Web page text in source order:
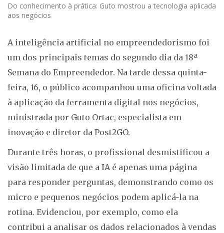
Do conhecimento à prática: Guto mostrou a tecnologia aplicada
aos negócios
A inteligência artificial no empreendedorismo foi
um dos principais temas do segundo dia da 18ª
Semana do Empreendedor. Na tarde dessa quinta-
feira, 16, o público acompanhou uma oficina voltada
à aplicação da ferramenta digital nos negócios,
ministrada por Guto Ortac, especialista em
inovação e diretor da Post2GO.
Durante três horas, o profissional desmistificou a
visão limitada de que a IA é apenas uma página
para responder perguntas, demonstrando como os
micro e pequenos negócios podem aplicá-la na
rotina. Evidenciou, por exemplo, como ela
contribui a analisar os dados relacionados à vendas